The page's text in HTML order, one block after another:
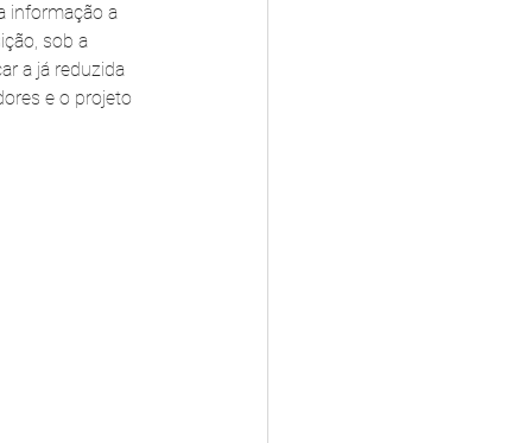
informação a
sob a
a já reduzida
e o projeto